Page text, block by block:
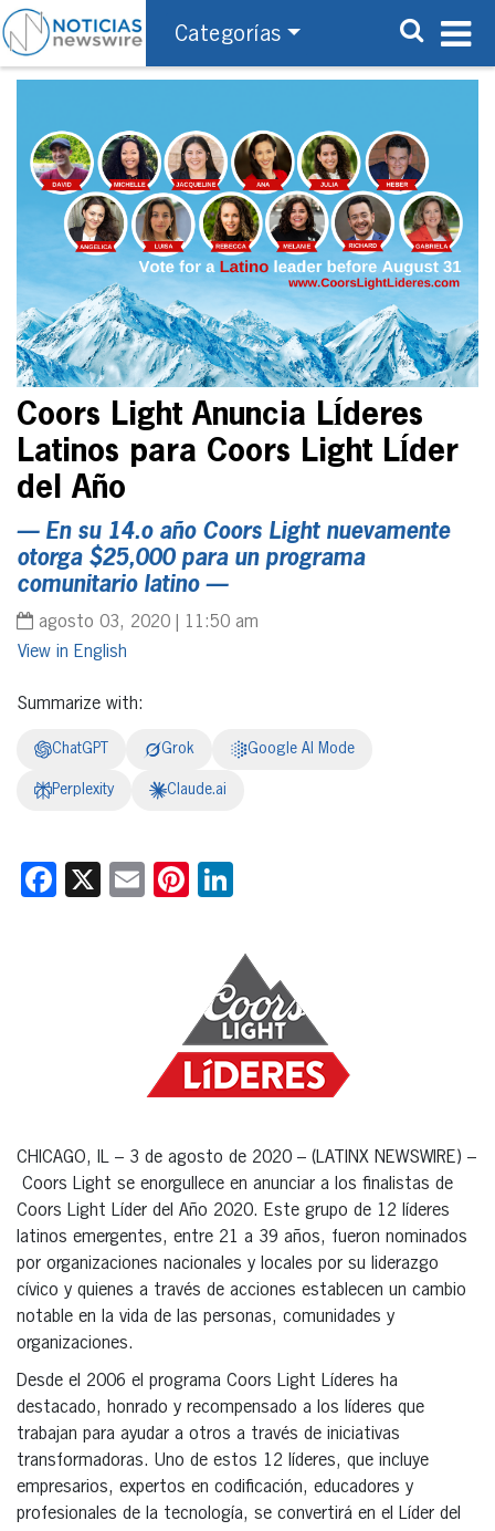
Categorías
Coors Light Anuncia Lĺderes
Latinos para Coors Light Lĺder
del Año
— En su 14.o año Coors Light nuevamente
otorga $25,000 para un programa
comunitario latino —
agosto 03, 2020 | 11:50 am
English
Summarize with:
ChatGPT Grok Google AI Mode
Perplexity Claude.ai
Facebook
X EmailPinterest
CHICAGO, IL – 3 de agosto de 2020 – (LATINX NEWSWIRE) –
Coors Light se enorgullece en anunciar a los finalistas de
Coors Light Líder del Año 2020. Este grupo de 12 líderes
latinos emergentes, entre 21 a 39 años, fueron nominados
por organizaciones nacionales y locales por su liderazgo
cívico y quienes a través de acciones establecen un cambio
notable en la vida de las personas, comunidades y
organizaciones.
Desde el 2006 el programa Coors Light Líderes ha
destacado, honrado y recompensado a los líderes que
trabajan para ayudar a otros a través de iniciativas
transformadoras. Uno de estos 12 líderes, que incluye
empresarios, expertos en codificación, educadores y
profesionales de la tecnología, se convertirá en el Líder del